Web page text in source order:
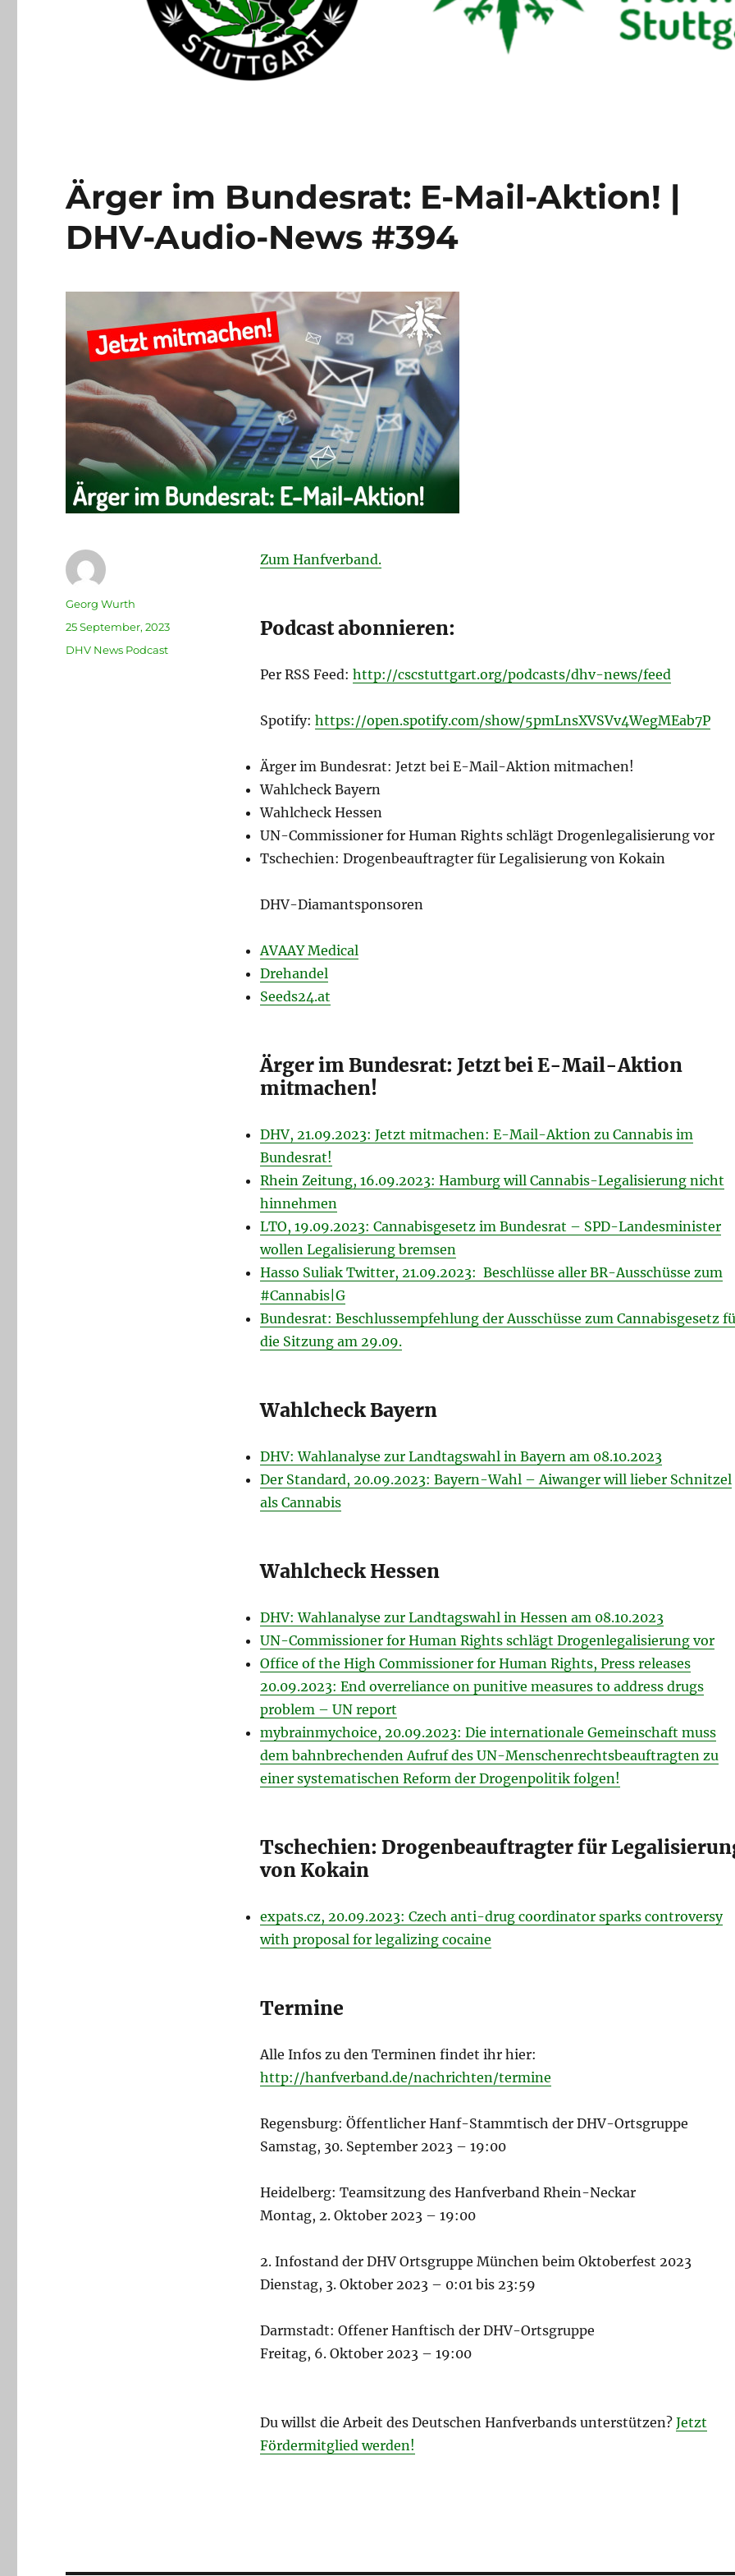
Ärger im Bundesrat: E-Mail-Aktion! |
DHV-Audio-News #394
Zum Hanfverband.
Podcast abonnieren:
Per RSS Feed: http://cscstuttgart.org/podcasts/dhv-news/feed
Spotify: https://open.spotify.com/show/5pmLnsXVSVv4WegMEab7P
Ärger im Bundesrat: Jetzt bei E-Mail-Aktion mitmachen!
Wahlcheck Bayern
Wahlcheck Hessen
UN-Commissioner for Human Rights schlägt Drogenlegalisierung vor
Tschechien: Drogenbeauftragter für Legalisierung von Kokain
DHV-Diamantsponsoren
AVAAY Medical
Drehandel
Seeds24.at
Ärger im Bundesrat: Jetzt bei E-Mail-Aktion
mitmachen!
DHV, 21.09.2023: Jetzt mitmachen: E-Mail-Aktion zu Cannabis im
Bundesrat!
Rhein Zeitung, 16.09.2023: Hamburg will Cannabis-Legalisierung nicht
hinnehmen
LTO, 19.09.2023: Cannabisgesetz im Bundesrat – SPD-Lan­des­mi­nister
wollen Lega­li­sie­rung bremsen
Hasso Suliak Twitter, 21.09.2023: Beschlüsse aller BR-Ausschüsse zum
#Cannabis|G
Bundesrat: Beschlussempfehlung der Ausschüsse zum Cannabisgesetz
die Sitzung am 29.09.
Wahlcheck Bayern
DHV: Wahlanalyse zur Landtagswahl in Bayern am 08.10.2023
Der Standard, 20.09.2023: Bayern-Wahl – Aiwanger will lieber Schnitzel
als Cannabis
Wahlcheck Hessen
DHV: Wahlanalyse zur Landtagswahl in Hessen am 08.10.2023
UN-Commissioner for Human Rights schlägt Drogenlegalisierung vor
Office of the High Commissioner for Human Rights, Press releases
20.09.2023: End overreliance on punitive measures to address drugs
problem – UN report
mybrainmychoice, 20.09.2023: Die internationale Gemeinschaft muss
dem bahnbrechenden Aufruf des UN-Menschenrechtsbeauftragten zu
einer systematischen Reform der Drogenpolitik folgen!
Tschechien: Drogenbeauftragter für
von Kokain
expats.cz, 20.09.2023: Czech anti-drug coordinator sparks controversy
with proposal for legalizing cocaine
Termine
Alle Infos zu den Terminen findet ihr hier:
http://hanfverband.de/nachrichten/termine
Regensburg: Öffentlicher Hanf-Stammtisch der DHV-Ortsgruppe
Samstag, 30. September 2023 – 19:00
Heidelberg: Teamsitzung des Hanfverband Rhein-Neckar
Montag, 2. Oktober 2023 – 19:00
2. Infostand der DHV Ortsgruppe München beim Oktoberfest 2023
Dienstag, 3. Oktober 2023 – 0:01 bis 23:59
Darmstadt: Offener Hanftisch der DHV-Ortsgruppe
Freitag, 6. Oktober 2023 – 19:00
Du willst die Arbeit des Deutschen Hanfverbands unterstützen? Jetzt
Fördermitglied werden!
Autor
Georg Wurth
Veröffentlicht
am
25 September, 2023
Kategorien
DHV News Podcast